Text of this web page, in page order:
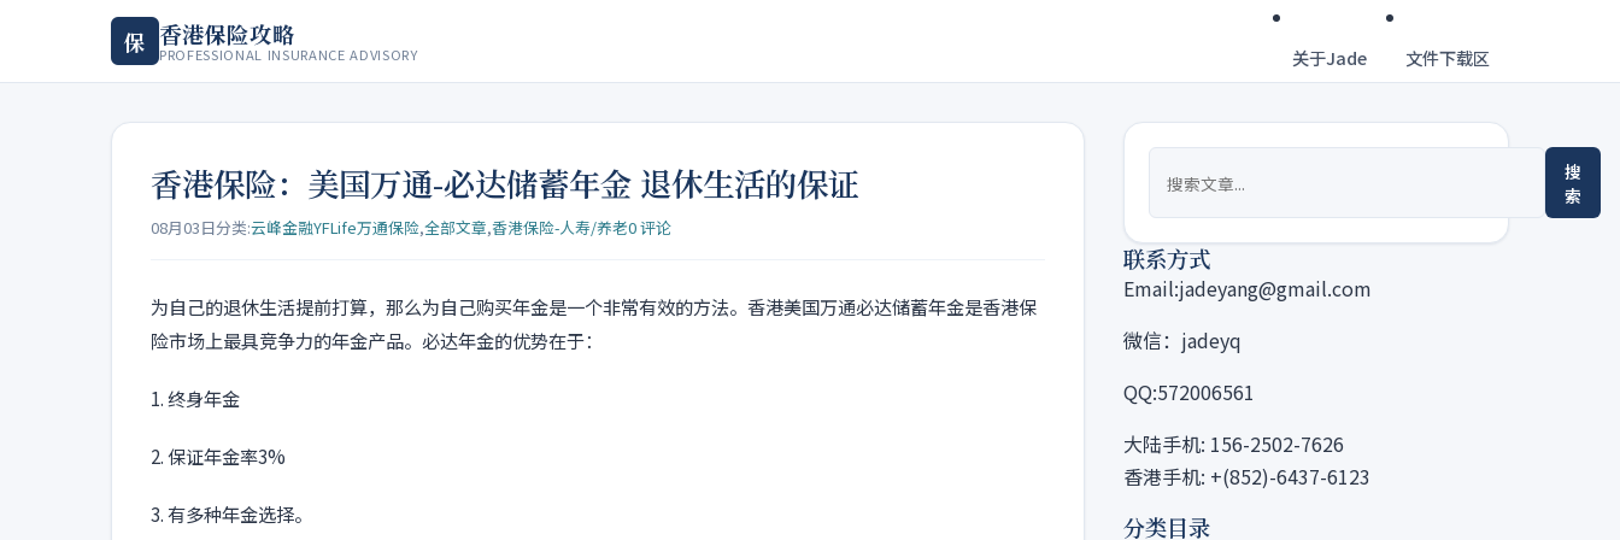
保 香港保险攻略
PROFESSIONAL INSURANCE ADVISORY 关于Jade 文件下载区
香港保险：美国万通-必达储蓄年金 退休生活的保证
08月03日分类:云峰金融YFLife万通保险,全部文章,香港保险-人寿/养老0 评论
为自己的退休生活提前打算，那么为自己购买年金是一个非常有效的方法。香港美国万通必达储蓄年金是香港保
险市场上最具竞争力的年金产品。必达年金的优势在于：
1. 终身年金
2. 保证年金率3%
3. 有多种年金选择。
搜
索
联系方式
Email:jadeyang@gmail.com
微信：jadeyq
QQ:572006561
大陆手机: 156-2502-7626
香港手机: +(852)-6437-6123
分类目录